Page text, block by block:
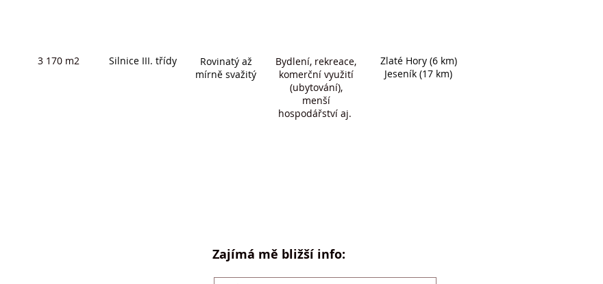
3 170 m2 Silnice III. třídy
Rovinatý až
mírně svažitý
Bydlení, rekreace,
komerční využití
(ubytování),
menší
hospodářství aj.
Zlaté Hory (6 km)
Jeseník (17 km)
Zajímá mě bližší info: